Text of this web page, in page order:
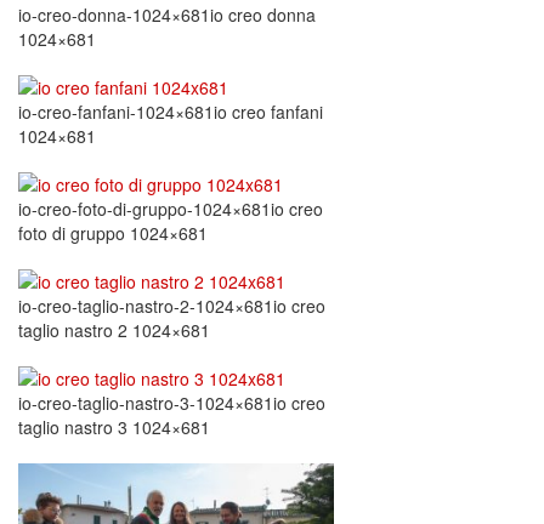
io-creo-donna-1024×681io creo donna
1024×681
io-creo-fanfani-1024×681io creo fanfani
1024×681
io-creo-foto-di-gruppo-1024×681io creo
foto di gruppo 1024×681
io-creo-taglio-nastro-2-1024×681io creo
taglio nastro 2 1024×681
io-creo-taglio-nastro-3-1024×681io creo
taglio nastro 3 1024×681